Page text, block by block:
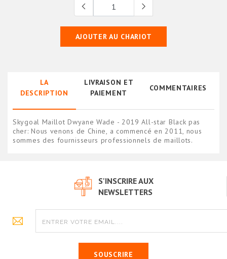
AJOUTER AU CHARIOT
LA
DESCRIPTION
LIVRAISON ET
PAIEMENT
COMMENTAIRES
Skygoal Maillot Dwyane Wade - 2019 All-star Black pas
cher: Nous venons de Chine, a commencé en 2011, nous
sommes des fournisseurs professionnels de maillots.
S'INSCRIRE AUX
NEWSLETTERS
SOUSCRIRE